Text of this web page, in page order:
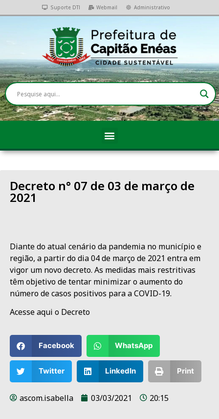
Suporte DTI Webmail Administrativo
Decreto n° 07 de 03 de março de
2021
Diante do atual cenário da pandemia no município e
região, a partir do dia 04 de março de 2021 entra em
vigor um novo decreto. As medidas mais restritivas
têm objetivo de tentar minimizar o aumento do
número de casos positivos para a COVID-19.
Acesse aqui o Decreto
Facebook WhatsApp
Twitter LinkedIn Print
ascom.isabella 03/03/2021 20:15